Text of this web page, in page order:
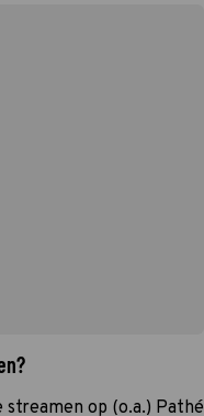
op (o.a.) Pathé